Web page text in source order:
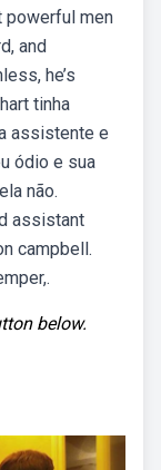
powerful men
and
he’s
tinha
assistente e
ódio e sua
não.
assistant
campbell.
below.